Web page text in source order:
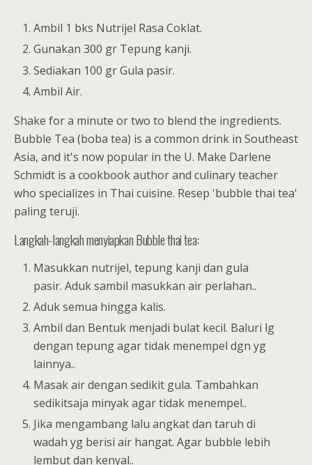
Ambil 1 bks Nutrijel Rasa Coklat.
Gunakan 300 gr Tepung kanji.
Sediakan 100 gr Gula pasir.
Ambil Air.
Shake for a minute or two to blend the ingredients.
Bubble Tea (boba tea) is a common drink in Southeast
Asia, and it's now popular in the U. Make Darlene
Schmidt is a cookbook author and culinary teacher
who specializes in Thai cuisine. Resep 'bubble thai tea'
paling teruji.
Langkah-langkah menyiapkan Bubble thai tea:
Masukkan nutrijel, tepung kanji dan gula
pasir. Aduk sambil masukkan air perlahan..
Aduk semua hingga kalis.
Ambil dan Bentuk menjadi bulat kecil. Baluri lg
dengan tepung agar tidak menempel dgn yg
lainnya..
Masak air dengan sedikit gula. Tambahkan
sedikitsaja minyak agar tidak menempel..
Jika mengambang lalu angkat dan taruh di
wadah yg berisi air hangat. Agar bubble lebih
lembut dan kenyal..